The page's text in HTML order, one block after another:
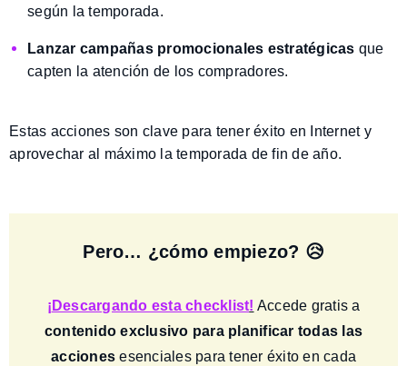
según la temporada.
Lanzar campañas promocionales estratégicas que
capten la atención de los compradores.
Estas acciones son clave para tener éxito en Internet y
aprovechar al máximo la temporada de fin de año.
Pero… ¿cómo empiezo? 😥
¡ Descargando esta checklist! Accede gratis a
contenido exclusivo para planificar todas las
acciones esenciales para tener éxito en cada